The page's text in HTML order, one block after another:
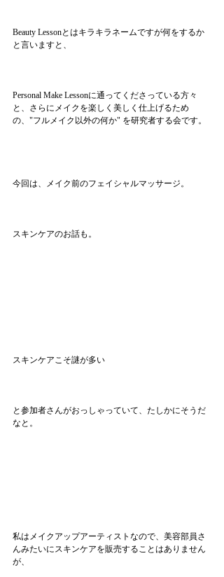
Beauty Lessonとはキラキラネームですが何をするか
と言いますと、
Personal Make Lessonに通ってくださっている方々
と、さらにメイクを楽しく美しく仕上げるため
の、"フルメイク以外の何か" を研究者する会です。
今回は、メイク前のフェイシャルマッサージ。
スキンケアのお話も。
スキンケアこそ謎が多い
と参加者さんがおっしゃっていて、たしかにそうだ
なと。
私はメイクアップアーティストなので、美容部員さ
んみたいにスキンケアを販売することはありません
が、